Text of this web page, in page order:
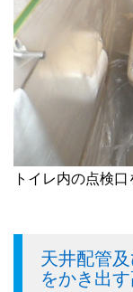
トイレ内の点検
天井配管
をかき出